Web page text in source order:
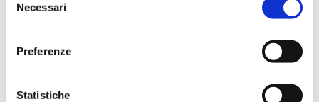
delNecessari
Preferenze
Statistiche